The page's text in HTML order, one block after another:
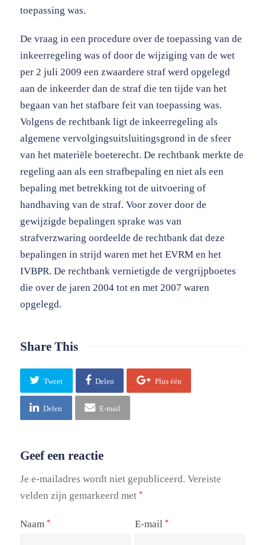
toepassing was.
De vraag in een procedure over de toepassing van de
inkeerregeling was of door de wijziging van de wet
per 2 juli 2009 een zwaardere straf werd opgelegd
aan de inkeerder dan de straf die ten tijde van het
begaan van het stafbare feit van toepassing was.
Volgens de rechtbank ligt de inkeerregeling als
algemene vervolgingsuitsluitingsgrond in de sfeer
van het materiële boeterecht. De rechtbank merkte de
regeling aan als een strafbepaling en niet als een
bepaling met betrekking tot de uitvoering of
handhaving van de straf. Voor zover door de
gewijzigde bepalingen sprake was van
strafverzwaring oordeelde de rechtbank dat deze
bepalingen in strijd waren met het EVRM en het
IVBPR. De rechtbank vernietigde de vergrijpboetes
die over de jaren 2004 tot en met 2007 waren
opgelegd.
Share This
Tweet Delen Plus één
Delen E-mail
Geef een reactie
Je e-mailadres wordt niet gepubliceerd. Vereiste
velden zijn gemarkeerd met *
Naam * E-mail *